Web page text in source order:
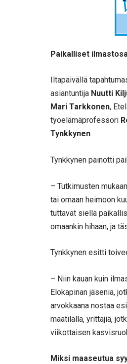
Paikalliset
Iltapäivällä
asiantuntija Nuutti
Mari Tarkkonen,
työelämäprofessori
Tynkkynen.
Tynkkynen painotti
– Tutkimusten
tai omaan heimoon
tuttavat siellä
omaankin hihaan, ja
Tynkkynen esitti
– Niin kauan kuin
Elokapinan jäseniä,
arvokkaana nostaa
maatilalla, yrittäjiä,
viikottaisen
Miksi maaseutua